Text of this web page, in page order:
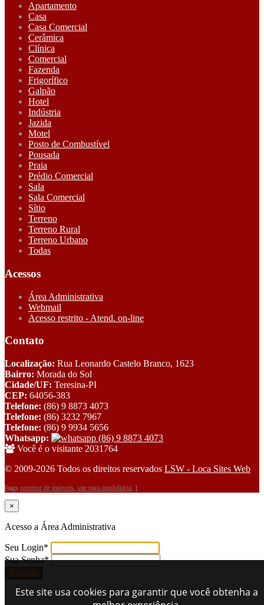
Apartamento
Casa
Casa Comercial
Cerâmica
Clínica
Comercial
Fazenda
Frigorífico
Galpão
Hotel
Indústria
Jazida
Motel
Posto de Combustível
Pousada
Praia
Prédio Comercial
Sala
Sala Comercial
Sítio
Terreno
Terreno Rural
Terreno Urbano
Todas
Acessos
Área Administrativa
Webmail
Acesso restrito - Atend. on-line
Contato
Localização: Rua Leonardo Castelo Branco, 1623
Bairro: Morada do Sol
Cidade/UF: Teresina-PI
CEP: 64056-383
Telefone: (86) 9 8873 4073
Telefone: (86) 3232 7967
Telefone: (86) 9 9934 5656
Whatsapp:
(86) 9 8873 4073
Você é o visitante 2031764
© 2009-2026 Todos os direitos reservados LSW - Loca Sites Web
[tags corretor de imóveis, site para imobiliária, ]
×
Acesso a Área Administrativa
Seu Login*
Sua Senha*
Este site usa cookies para garantir que você obtenha a